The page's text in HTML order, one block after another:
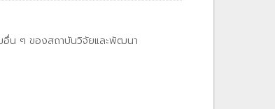
อื่น ๆ ของสถาบันวิจัยและพัฒนา